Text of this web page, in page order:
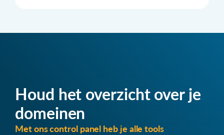
Houd het overzicht over je
domeinen
Met ons control panel heb je alle tools